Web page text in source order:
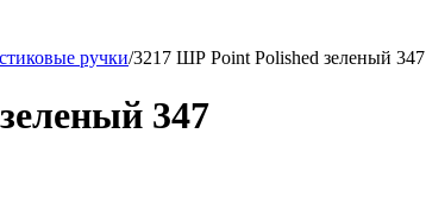
ручки/3217 ШР Point Polished зеленый 347
347